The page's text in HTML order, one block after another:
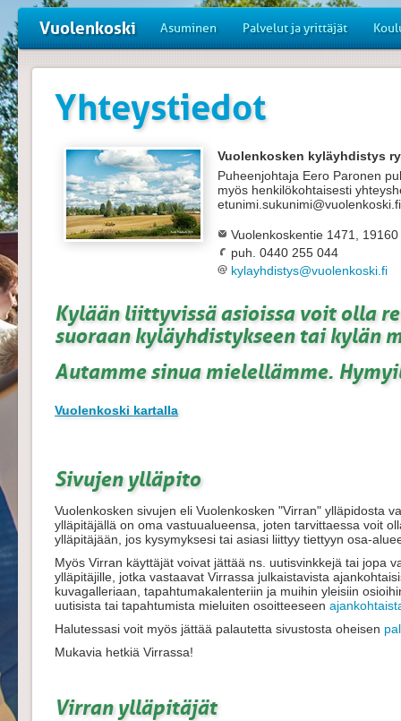
Vuolenkoski Asuminen Palvelut ja yrittäjät
Yhteystiedot
Vuolenkosken kyläyhdistys ry
Puheenjohtaja Eero Paronen
myös henkilökohtaisesti
etunimi.sukunimi@vuolenkoski.fi
Vuolenkoskentie 1471,
puh. 0440 255 044
kylayhdistys@vuolenkoski.fi
Kylään liittyvissä asioissa voit olla
suoraan kyläyhdistykseen tai kylän
Autamme sinua mielellämme.
Vuolenkoski kartalla
Sivujen ylläpito
Vuolenkosken sivujen eli Vuolenkosken "Virran" ylläpidosta
ylläpitäjällä on oma vastuualueensa, joten tarvittaessa voit
ylläpitäjään, jos kysymyksesi tai asiasi liittyy tiettyyn osa-
Myös Virran käyttäjät voivat jättää ns. uutisvinkkejä tai jopa
ylläpitäjille, jotka vastaavat Virrassa julkaistavista
kuvagalleriaan, tapahtumakalenteriin ja muihin yleisiin
uutisista tai tapahtumista mieluiten osoitteeseen
Halutessasi voit myös jättää palautetta sivustosta oheisen
Mukavia hetkiä Virrassa!
Virran ylläpitäjät